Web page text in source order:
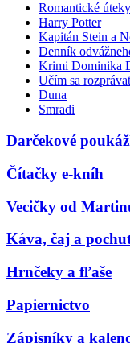
Romantické úteky
Harry Potter
Kapitán Stein a
Denník
Krimi Dominika
Učím sa
Duna
Smradi
Darčekové
Čítačky e-kníh
Vecičky od
Káva, čaj a
Hrnčeky a fľaše
Papiernictvo
Zápisníky a